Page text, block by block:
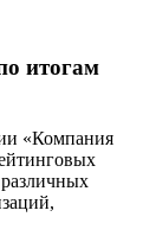
итогам
«Компания